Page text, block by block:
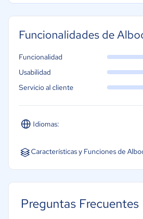
Anuncios de Alboom Alboom
500 MB de almacenamiento
Editor de diseño básico
Alboom Apps
La seguridad
Soporte en línea y por correo
Funcionalidades de
Idiomas:
Español Inglés
Funcionalidad
Usabilidad
Servicio al cliente
Características y Funciones de
Creación de informes/análisis
Preguntas Frecuentes